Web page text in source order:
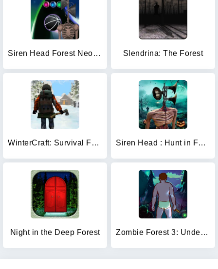
Siren Head Forest Neon ball Slendrina: The Forest
WinterCraft: Survival Forest Siren Head : Hunt in Forest
Night in the Deep Forest Zombie Forest 3: Underground